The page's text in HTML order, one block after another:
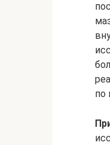
по